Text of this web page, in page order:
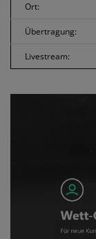
Ort:
Übertragung:
Livestream: